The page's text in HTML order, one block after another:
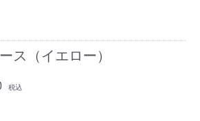
ス（イエロー）
税込